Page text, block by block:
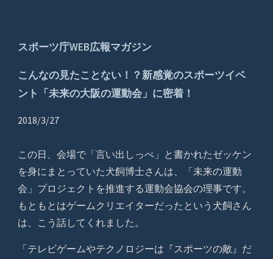
スポーツ庁WEB広報マガジン
こんなの見たことない！？新感覚のスポーツイベ
ント「未来の大阪の運動会」に密着！
2018/3/27
この日、会場で「言い出しっぺ」と書かれたゼッケン
を身にまとっていた犬飼博士さんは、「未来の運動
会」プロジェクトを推進する運動会協会の理事です。
もともとはゲームクリエイターだったという犬飼さん
は、こう話してくれました。
「テレビゲームやテクノロジーは『スポーツの敵』だ